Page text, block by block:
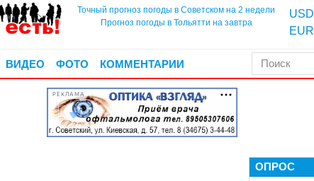
Точный прогноз погоды в Советском на 2 недели
Прогноз погоды в Тольятти на завтра
USD
EUR
ВИДЕО ФОТО КОММЕНТАРИИ
РЕКЛАМА
ОПРОС